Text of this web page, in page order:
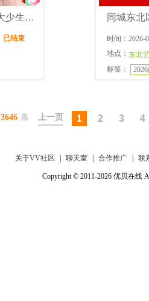
韶华同路 共鉴风华——大少生辰庆典
已结束
时间：2026-
地点： 东北
标签：
3646 条 上一页 1 2 3 4
关于VV社区 聊天室 合作推广 联
Copyright © 2011-2026 优贝在线